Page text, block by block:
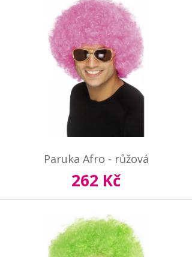
Paruka Afro - růžová
262 Kč